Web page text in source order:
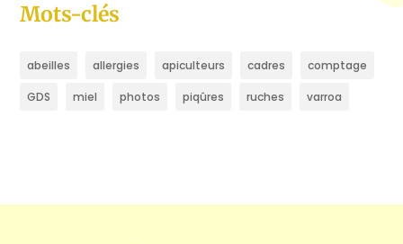
Mots-clés
abeilles allergies apiculteurs cadres comptage
GDS miel photos piqûres ruches varroa